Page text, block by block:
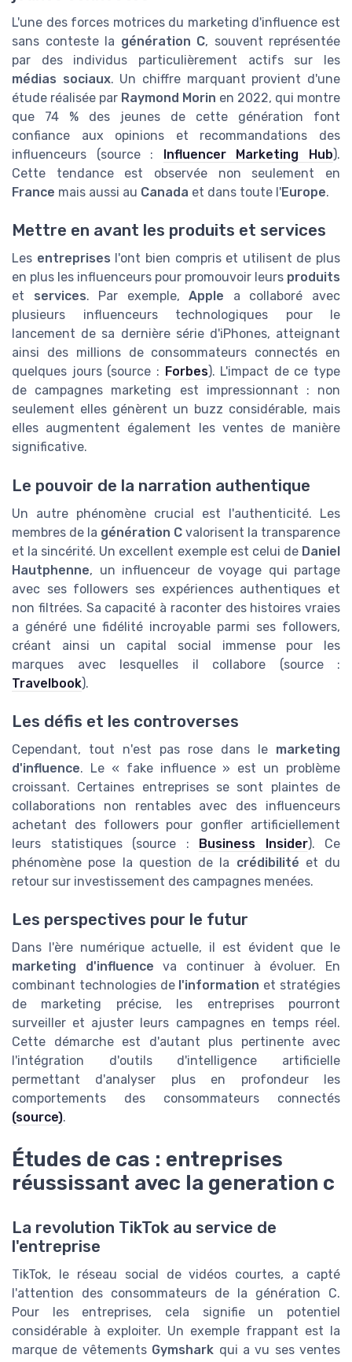
L'une des forces motrices du marketing d'influence est
sans conteste la génération C, souvent représentée
par des individus particulièrement actifs sur les
médias sociaux. Un chiffre marquant provient d'une
étude réalisée par Raymond Morin en 2022, qui montre
que 74 % des jeunes de cette génération font
confiance aux opinions et recommandations des
influenceurs (source : Influencer Marketing Hub).
Cette tendance est observée non seulement en
France mais aussi au Canada et dans toute l'Europe.
Mettre en avant les produits et services
Les entreprises l'ont bien compris et utilisent de plus
en plus les influenceurs pour promouvoir leurs produits
et services. Par exemple,Apple a collaboré avec
plusieurs influenceurs technologiques pour le
lancement de sa dernière série d'iPhones, atteignant
ainsi des millions de consommateurs connectés en
quelques jours (source : Forbes). L'impact de ce type
de campagnes marketing est impressionnant : non
seulement elles génèrent un buzz considérable, mais
elles augmentent également les ventes de manière
significative.
Le pouvoir de la narration authentique
Un autre phénomène crucial est l'authenticité. Les
membres de la génération C valorisent la transparence
et la sincérité. Un excellent exemple est celui de Daniel
Hautphenne, un influenceur de voyage qui partage
avec ses followers ses expériences authentiques et
non filtrées. Sa capacité à raconter des histoires vraies
a généré une fidélité incroyable parmi ses followers,
créant ainsi un capital social immense pour les
marques avec lesquelles il collabore (source :
Travelbook).
Les défis et les controverses
Cependant, tout n'est pas rose dans le marketing
d'influence. Le « fake influence » est un problème
croissant. Certaines entreprises se sont plaintes de
collaborations non rentables avec des influenceurs
achetant des followers pour gonfler artificiellement
leurs statistiques (source : Business Insider). Ce
phénomène pose la question de la crédibilité et du
retour sur investissement des campagnes menées.
Les perspectives pour le futur
Dans l'ère numérique actuelle, il est évident que le
marketing d'influence va continuer à évoluer. En
combinant technologies de l'information et stratégies
de marketing précise, les entreprises pourront
surveiller et ajuster leurs campagnes en temps réel.
Cette démarche est d'autant plus pertinente avec
l'intégration d'outils d'intelligence artificielle
permettant d'analyser plus en profondeur les
comportements des consommateurs connectés
(source).
Études de cas : entreprises
réussissant avec la generation c
La revolution TikTok au service de
l'entreprise
TikTok, le réseau social de vidéos courtes, a capté
l'attention des consommateurs de la génération C.
Pour les entreprises, cela signifie un potentiel
considérable à exploiter. Un exemple frappant est la
marque de vêtements Gymshark qui a vu ses ventes